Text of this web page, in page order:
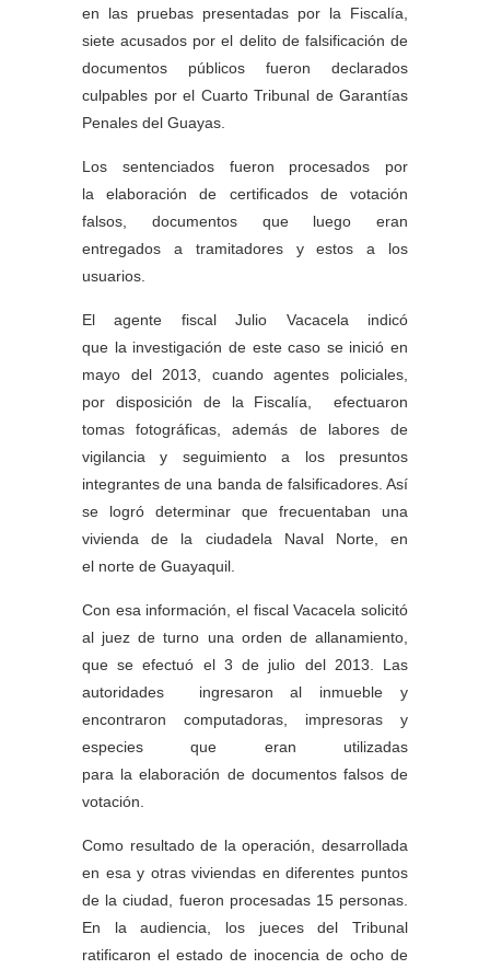
en las pruebas presentadas por la Fiscalía,
siete acusados por el delito de falsificación de
documentos públicos fueron declarados
culpables por el Cuarto Tribunal de Garantías
Penales del Guayas.
Los sentenciados fueron procesados por
la elaboración de certificados de votación
falsos, documentos que luego eran
entregados a tramitadores y estos a los
usuarios.
El agente fiscal Julio Vacacela indicó
que la investigación de este caso se inició en
mayo del 2013, cuando agentes policiales,
por disposición de la Fiscalía, efectuaron
tomas fotográficas, además de labores de
vigilancia y seguimiento a los presuntos
integrantes de una banda de falsificadores. Así
se logró determinar que frecuentaban una
vivienda de la ciudadela Naval Norte, en
el norte de Guayaquil.
Con esa información, el fiscal Vacacela solicitó
al juez de turno una orden de allanamiento,
que se efectuó el 3 de julio del 2013. Las
autoridades ingresaron al inmueble y
encontraron computadoras, impresoras y
especies que eran utilizadas
para la elaboración de documentos falsos de
votación.
Como resultado de la operación, desarrollada
en esa y otras viviendas en diferentes puntos
de la ciudad, fueron procesadas 15 personas.
En la audiencia, los jueces del Tribunal
ratificaron el estado de inocencia de ocho de